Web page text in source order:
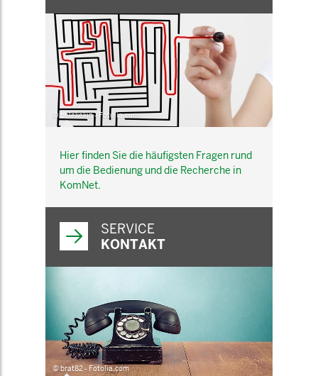
© belekekin - Fotolia.com
Hier finden Sie die häufigsten Fragen rund
um die Bedienung und die Recherche in
KomNet.
SERVICE
KONTAKT
© brat82 - Fotolia.com